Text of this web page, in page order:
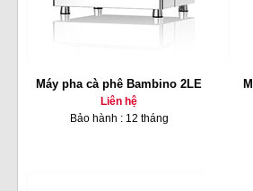
Máy pha cà phê Bambino 2LE
Liên hệ
Bảo hành : 12 tháng